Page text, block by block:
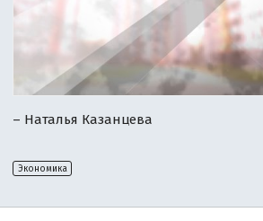
– Наталья Казанцева
Экономика